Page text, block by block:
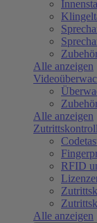
Alle anzeigen
Alle anzeigen
RFID
Alle anzeigen